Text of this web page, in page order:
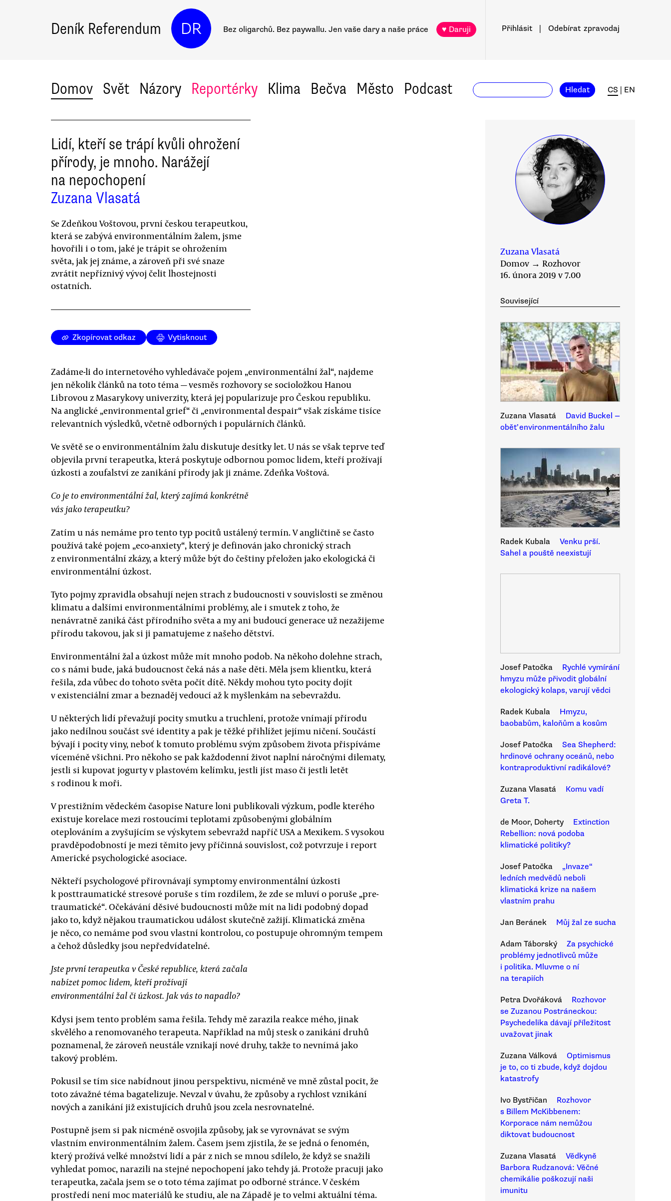
Deník Referendum DR Bez oligarchů. Bez paywallu. Jen vaše dary a naše práce ♥ Daruji Přihlásit Odebírat zpravodaj
Domov Svět Názory Reportérky Klima Bečva Město Podcast Hledat CS EN
Lidí, kteří se trápí kvůli ohrožení
přírody, je mnoho. Narážejí
na nepochopení
Zuzana Vlasatá
Se Zdeňkou Voštovou, první českou terapeutkou,
která se zabývá environmentálním žalem, jsme
hovořili i o tom, jaké je trápit se ohrožením
světa, jak jej známe, a zároveň při své snaze
zvrátit nepříznivý vývoj čelit lhostejnosti
ostatních.
Zkopírovat odkaz Vytisknout
Zadáme-li do internetového vyhledávače pojem „environmentální žal“, najdeme
jen několik článků na toto téma — vesměs rozhovory se socioložkou Hanou
Librovou z Masarykovy univerzity, která jej popularizuje pro Českou republiku.
Na anglické „environmental grief“ či „environmental despair“ však získáme tisíce
relevantních výsledků, včetně odborných i populárních článků.
Ve světě se o environmentálním žalu diskutuje desítky let. U nás se však teprve teď
objevila první terapeutka, která poskytuje odbornou pomoc lidem, kteří prožívají
úzkosti a zoufalství ze zanikání přírody jak ji známe. Zdeňka Voštová.
Co je to environmentální žal, který zajímá konkrétně
vás jako terapeutku?
Zatím u nás nemáme pro tento typ pocitů ustálený termín. V angličtině se často
používá také pojem „eco-anxiety“, který je definován jako chronický strach
z environmentální zkázy, a který může být do češtiny přeložen jako ekologická či
environmentální úzkost.
Tyto pojmy zpravidla obsahují nejen strach z budoucnosti v souvislosti se změnou
klimatu a dalšími environmentálními problémy, ale i smutek z toho, že
nenávratně zaniká část přírodního světa a my ani budoucí generace už nezažijeme
přírodu takovou, jak si ji pamatujeme z našeho dětství.
Environmentální žal a úzkost může mít mnoho podob. Na někoho dolehne strach,
co s námi bude, jaká budoucnost čeká nás a naše děti. Měla jsem klientku, která
řešila, zda vůbec do tohoto světa počít dítě. Někdy mohou tyto pocity dojít
v existenciální zmar a beznaděj vedoucí až k myšlenkám na sebevraždu.
U některých lidí převažují pocity smutku a truchlení, protože vnímají přírodu
jako nedílnou součást své identity a pak je těžké přihlížet jejímu ničení. Součástí
bývají i pocity viny, neboť k tomuto problému svým způsobem života přispíváme
víceméně všichni. Pro někoho se pak každodenní život naplní náročnými dilematy,
jestli si kupovat jogurty v plastovém kelímku, jestli jíst maso či jestli letět
s rodinou k moři.
V prestižním vědeckém časopise Nature loni publikovali výzkum, podle kterého
existuje korelace mezi rostoucími teplotami způsobenými globálním
oteplováním a zvyšujícím se výskytem sebevražd napříč USA a Mexikem. S vysokou
pravděpodobností je mezi těmito jevy příčinná souvislost, což potvrzuje i report
Americké psychologické asociace.
Někteří psychologové přirovnávají symptomy environmentální úzkosti
k posttraumatické stresové poruše s tím rozdílem, že zde se mluví o poruše „pre-
traumatické“. Očekávání děsivé budoucnosti může mít na lidi podobný dopad
jako to, když nějakou traumatickou událost skutečně zažijí. Klimatická změna
je něco, co nemáme pod svou vlastní kontrolou, co postupuje ohromným tempem
a čehož důsledky jsou nepředvídatelné.
Jste první terapeutka v České republice, která začala
nabízet pomoc lidem, kteří prožívají
environmentální žal či úzkost. Jak vás to napadlo?
Kdysi jsem tento problém sama řešila. Tehdy mě zarazila reakce mého, jinak
skvělého a renomovaného terapeuta. Například na můj stesk o zanikání druhů
poznamenal, že zároveň neustále vznikají nové druhy, takže to nevnímá jako
takový problém.
Pokusil se tím sice nabídnout jinou perspektivu, nicméně ve mně zůstal pocit, že
toto závažné téma bagatelizuje. Nevzal v úvahu, že způsoby a rychlost vznikání
nových a zanikání již existujících druhů jsou zcela nesrovnatelné.
Postupně jsem si pak nicméně osvojila způsoby, jak se vyrovnávat se svým
vlastním environmentálním žalem. Časem jsem zjistila, že se jedná o fenomén,
který prožívá velké množství lidí a pár z nich se mnou sdílelo, že když se snažili
vyhledat pomoc, narazili na stejné nepochopení jako tehdy já. Protože pracuji jako
terapeutka, začala jsem se o toto téma zajímat po odborné stránce. V českém
prostředí není moc materiálů ke studiu, ale na Západě je to velmi aktuální téma.
Zuzana Vlasatá
Domov → Rozhovor
16. února 2019 v 7.00
Související
Zuzana Vlasatá
David Buckel —
oběť environmentálního žalu
Radek Kubala
Venku prší.
Sahel a pouště neexistují
Josef Patočka
Rychlé vymírání
hmyzu může přivodit globální
ekologický kolaps, varují vědci
Radek Kubala
Hmyzu,
baobabům, kaloňům a kosům
Josef Patočka
Sea Shepherd:
hrdinové ochrany oceánů, nebo
kontraproduktivní radikálové?
Zuzana Vlasatá
Komu vadí
Greta T.
de Moor, Doherty
Extinction
Rebellion: nová podoba
klimatické politiky?
Josef Patočka
„Invaze“
ledních medvědů neboli
klimatická krize na našem
vlastním prahu
Jan Beránek Můj žal ze sucha
Adam Táborský
Za psychické
problémy jednotlivců může
i politika. Mluvme o ní
na terapiích
Petra Dvořáková
Rozhovor
se Zuzanou Postráneckou:
Psychedelika dávají příležitost
uvažovat jinak
Zuzana Válková
Optimismus
je to, co ti zbude, když dojdou
katastrofy
Ivo Bystřičan
Rozhovor
s Billem McKibbenem:
Korporace nám nemůžou
diktovat budoucnost
Zuzana Vlasatá
Vědkyně
Barbora Rudzanová: Věčné
chemikálie poškozují naši
imunitu